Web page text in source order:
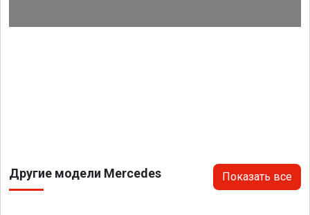
Другие модели Mercedes Показать все